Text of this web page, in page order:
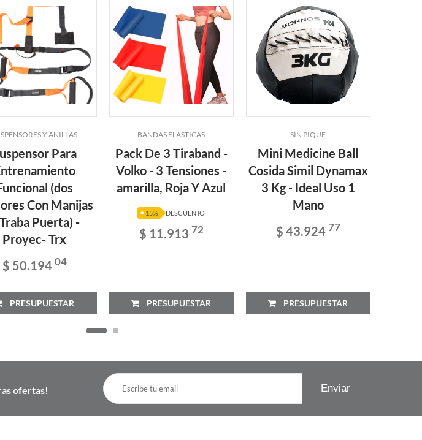
Y ANILLAS
Para
(dos
Con Manijas
Puerta) -
Proyec- Trx
$ 50.194 04
PRESUPUESTAR
BANDAS ELASTICAS
Pack De 3 Tiraband -
Volko - 3 Tensiones -
amarilla, Roja Y Azul
15% DESCUENTO
$ 11.913 72
PRESUPUESTAR
SIN PIQUE
Mini Medicine Ball
Cosida Simil Dynamax
3 Kg - Ideal Uso 1
Mano
$ 43.924 77
PRESUPUESTAR
ofertas!